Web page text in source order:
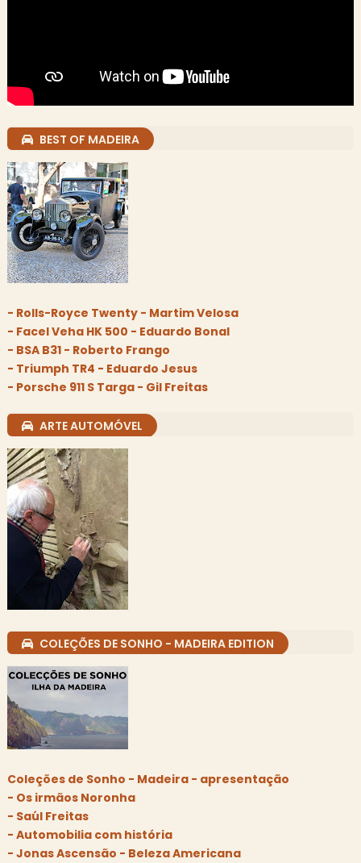
BEST OF MADEIRA
- Rolls-Royce Twenty - Martim Velosa
- Facel Veha HK 500 - Eduardo Bonal
- BSA B31 - Roberto Frango
- Triumph TR4 - Eduardo Jesus
- Porsche 911 S Targa - Gil Freitas
ARTE AUTOMÓVEL
COLEÇÕES DE SONHO - MADEIRA EDITION
Coleções de Sonho - Madeira - apresentação
- Os irmãos Noronha
- Saúl Freitas
- Automobilia com história
- Jonas Ascensão - Beleza Americana